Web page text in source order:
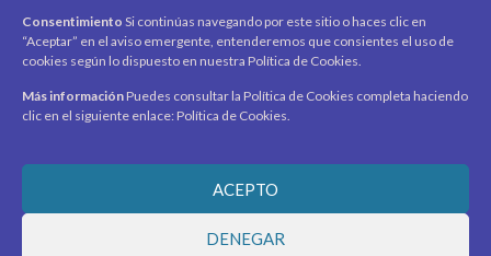
Consentimiento Si continúas navegando por este sitio o haces clic en
“Aceptar” en el aviso emergente, entenderemos que consientes el uso de
cookies según lo dispuesto en nuestra Política de Cookies.
Más información Puedes consultar la Política de Cookies completa haciendo
clic en el siguiente enlace: Política de Cookies.
ACEPTO
DENEGAR
SÍGUENOS
Encuéntranos en redes sociales y mantente al día con
novedades y promociones.
Recibe novedades y promociones en tu correo.